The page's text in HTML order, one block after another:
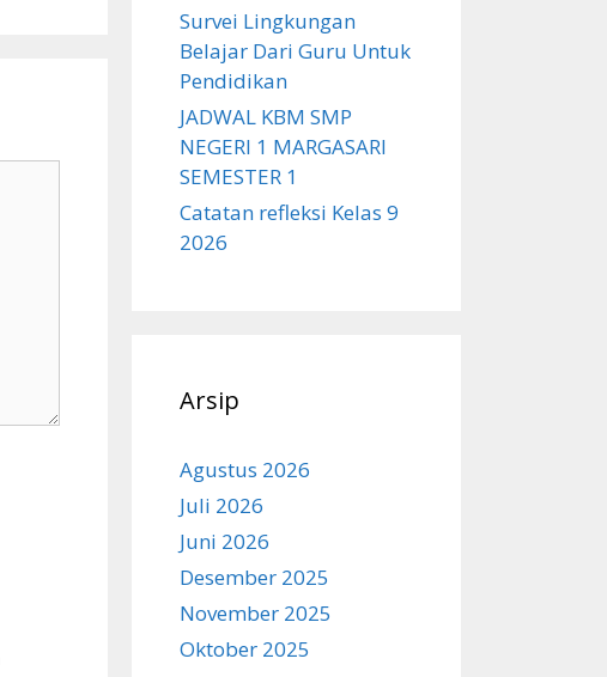
Survei Lingkungan
Belajar Dari Guru Untuk
Pendidikan
JADWAL KBM SMP
NEGERI 1 MARGASARI
SEMESTER 1
Catatan refleksi Kelas 9
2026
Arsip
Agustus 2026
Juli 2026
Juni 2026
Desember 2025
November 2025
Oktober 2025